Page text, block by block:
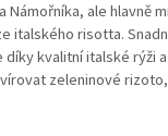
Námořníka, ale hlavně
italského risotta.
kvalitní italské rýži
zeleninové